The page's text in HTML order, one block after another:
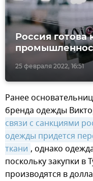
25 февраля 2022, 16:51
Россия
Ранее
бренда одежды
связи с санкциями
одежды придется
ткани , однако
поскольку закупки в
производятся в